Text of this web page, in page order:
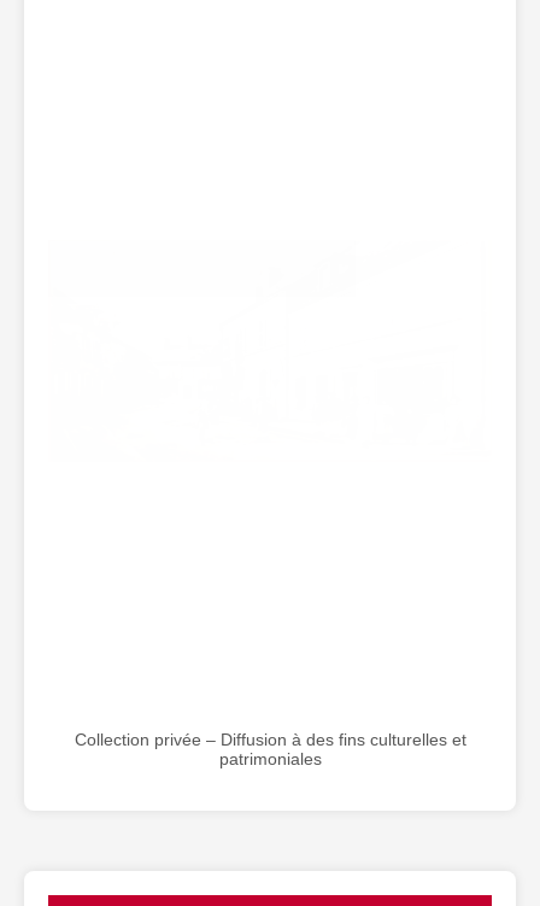
Collection privée – Diffusion à des fins culturelles et
patrimoniales